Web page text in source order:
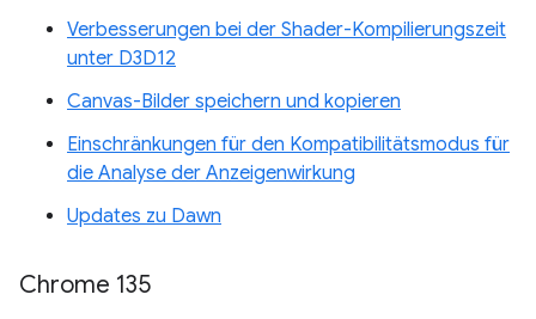
Verbesserungen bei der Shader-Kompilierungszeit
unter D3D12
Canvas-Bilder speichern und kopieren
Einschränkungen für den Kompatibilitätsmodus für
die Analyse der Anzeigenwirkung
Updates zu Dawn
Chrome 135